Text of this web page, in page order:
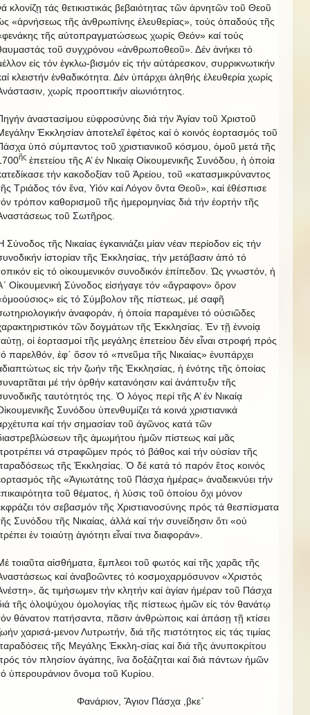
κλονίζῃ τάς θετικιστικάς βεβαιότητας τῶν ἀρνητῶν τοῦ Θεοῦ
«ἀρνήσεως τῆς ἀνθρωπίνης ἐλευθερίας», τούς ὀπαδούς τῆς
τῆς αὐτοπραγματώσεως χωρίς Θεόν» καί τούς
τοῦ συγχρόνου «ἀνθρωποθεοῦ». Δέν ἀνήκει τό
εἰς τόν ἐγκλω-βισμόν εἰς τήν αὐτάρεσκον, συρρικνωτικήν
κλειστήν ἐνθαδικότητα. Δέν ὑπάρχει ἀληθής ἐλευθερία χωρίς
χωρίς προοπτικήν αἰωνιότητος.
ἀναστασίμου εὐφροσύνης διά τήν Ἁγίαν τοῦ Χριστοῦ
Ἐκκλησίαν ἀποτελεῖ ἐφέτος καί ὁ κοινός ἑορτασμός τοῦ
ὑπό σύμπαντος τοῦ χριστιανικοῦ κόσμου, ὁμοῦ μετά τῆς
ῆς ἐπετείου τῆς Α’ ἐν Νικαίᾳ Οἰκουμενικῆς Συνόδου, ἡ ὁποία
τήν κακοδοξίαν τοῦ Ἀρείου, τοῦ «κατασμικρύναντος
Τριάδος τόν ἕνα, Υἱόν καί Λόγον ὄντα Θεοῦ», καί ἐθέσπισε
τρόπον καθορισμοῦ τῆς ἡμερομηνίας διά τήν ἑορτήν τῆς
τοῦ Σωτῆρος.
Σύνοδος τῆς Νικαίας ἐγκαινιάζει μίαν νέαν περίοδον εἰς τήν
ἱστορίαν τῆς Ἐκκλησίας, τήν μετάβασιν ἀπό τό
εἰς τό οἰκουμενικόν συνοδικόν ἐπίπεδον. Ὡς γνωστόν, ἡ
Οἰκουμενική Σύνοδος εἰσήγαγε τόν «ἄγραφον» ὅρον
εἰς τό Σύμβολον τῆς πίστεως, μέ σαφῆ
ἀναφοράν, ἡ ὁποία παραμένει τό οὐσιῶδες
τῶν δογμάτων τῆς Ἐκκλησίας. Ἐν τῇ ἐννοίᾳ
οἱ ἑορτασμοί τῆς μεγάλης ἐπετείου δέν εἶναι στροφή πρός
παρελθόν, ἐφ᾿ ὅσον τό «πνεῦμα τῆς Νικαίας» ἐνυπάρχει
εἰς τήν ζωήν τῆς Ἐκκλησίας, ἡ ἑνότης τῆς ὁποίας
μέ τήν ὀρθήν κατανόησιν καί ἀνάπτυξιν τῆς
ταυτότητός της. Ὁ λόγος περί τῆς Α’ ἐν Νικαίᾳ
Συνόδου ὑπενθυμίζει τά κοινά χριστιανικά
καί τήν σημασίαν τοῦ ἀγῶνος κατά τῶν
τῆς ἀμωμήτου ἡμῶν πίστεως καί μᾶς
νά στραφῶμεν πρός τό βάθος καί τήν οὐσίαν τῆς
τῆς Ἐκκλησίας. Ὁ δέ κατά τό παρόν ἔτος κοινός
τῆς «Ἁγιωτάτης τοῦ Πάσχα ἡμέρας» ἀναδεικνύει τήν
τοῦ θέματος, ἡ λύσις τοῦ ὁποίου ὄχι μόνον
τόν σεβασμόν τῆς Χριστιανοσύνης πρός τά θεσπίσματα
Συνόδου τῆς Νικαίας, ἀλλά καί τήν συνείδησιν ὅτι «οὐ
ἐν τοιαύτῃ ἁγιότητι εἶναί τινα διαφοράν».
τοιαῦτα αἰσθήματα, ἔμπλεοι τοῦ φωτός καί τῆς χαρᾶς τῆς
καί ἀναβοῶντες τό κοσμοχαρμόσυνον «Χριστός
ἄς τιμήσωμεν τήν κλητήν καί ἁγίαν ἡμέραν τοῦ Πάσχα
τῆς ὁλοψύχου ὁμολογίας τῆς πίστεως ἡμῶν εἰς τόν θανάτῳ
θάνατον πατήσαντα, πᾶσιν ἀνθρώποις καί ἁπάσῃ τῇ κτίσει
χαρισά-μενον Λυτρωτήν, διά τῆς πιστότητος εἰς τάς τιμίας
τῆς Μεγάλης Ἐκκλη-σίας καί διά τῆς ἀνυποκρίτου
τόν πλησίον ἀγάπης, ἵνα δοξάζηται καί διά πάντων ἡμῶν
ὑπερουράνιον ὄνομα τοῦ Κυρίου.
Φανάριον, Ἅγιον Πάσχα ,βκε´